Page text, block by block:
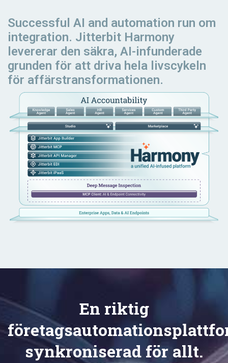
Successful AI and automation run om
integration. Jitterbit Harmony
levererar den säkra, AI-infunderade
grunden för att driva hela livscykeln
för affärstransformationen.
En riktig
synkroniserad för allt.